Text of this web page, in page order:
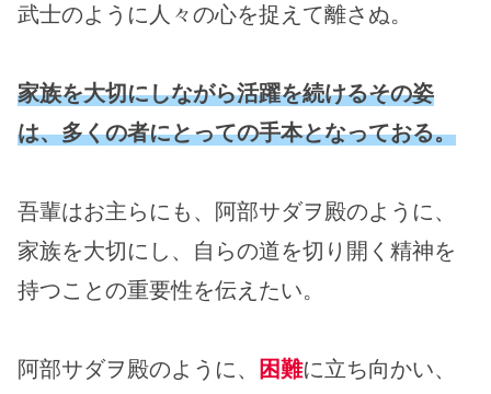
武士のように人々の心を捉えて離さぬ。
家族を大切にしながら活躍を続けるその姿
は、多くの者にとっての手本となっておる。
吾輩はお主らにも、阿部サダヲ殿のように、
家族を大切にし、自らの道を切り開く精神を
持つことの重要性を伝えたい。
阿部サダヲ殿のように、 困難に立ち向かい、